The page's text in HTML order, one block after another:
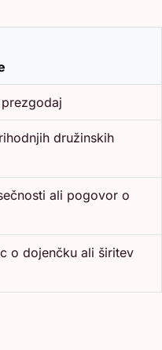
družinskih
ali pogovor o
o dojenčku ali širitev